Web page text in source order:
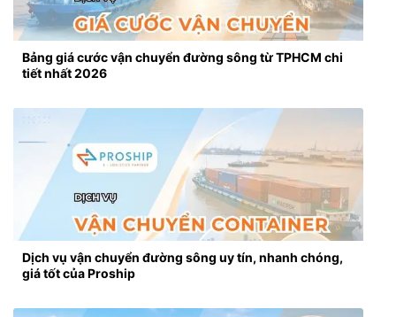
Bảng giá cước vận chuyển đường sông từ TPHCM chi
tiết nhất 2026
Dịch vụ vận chuyển đường sông uy tín, nhanh chóng,
giá tốt của Proship